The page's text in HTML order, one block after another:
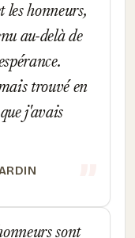
les honneurs,
au-delà de
trouvé en
j'avais
sont